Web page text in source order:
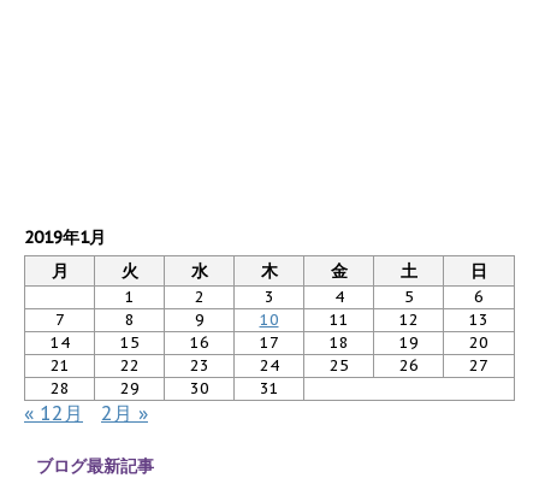
2019年1月
月
火 水 木 金 土 日
1 2 3 4 5
6
7
8 9 10 11 12
13
14
15 16 17 18 19
20
21
22 23 24 25 26
27
28
29 30 31
« 12月 2月 »
ブログ最新記事